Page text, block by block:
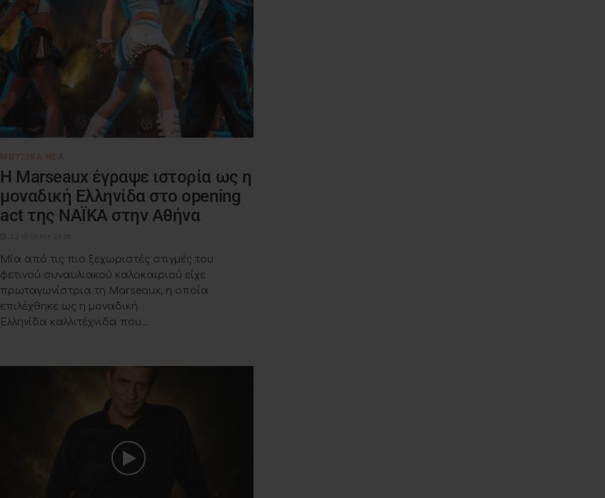
H Marseaux έγραψε ιστορία ως η
μοναδική Ελληνίδα στο opening
act της NAÏKA στην Αθήνα
Μία από τις πιο ξεχωριστές στιγμές του
φετινού συναυλιακού καλοκαιριού είχε
πρωταγωνίστρια τη Marseaux, η οποία
επιλέχθηκε ως η μοναδική
Ελληνίδα καλλιτέχνιδα που...